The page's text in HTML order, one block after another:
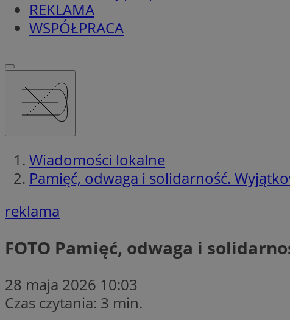
REKLAMA
WSPÓŁPRACA
Wiadomości lokalne
Pamięć, odwaga i solidarność.
reklama
FOTO Pamięć, odwaga i
28 maja 2026 10:03
Czas czytania: 3 min.